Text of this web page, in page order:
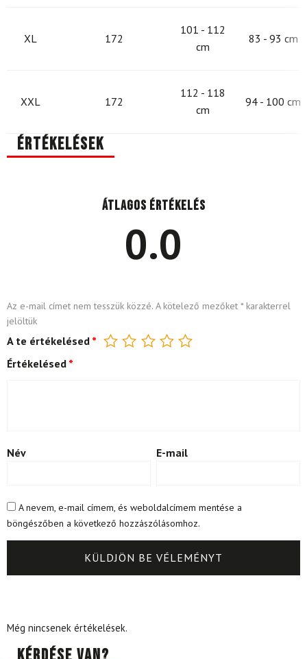
XL 172
101 - 112
cm
83 - 93 cm
XXL 172
112 - 118
cm
94 - 100 cm
Értékelések
Átlagos értékelés
0.0
Az e-mail címet nem tesszük közzé. A kötelező mezőket *karakterrel
jelöltük
A te értékelésed *
Értékelésed *
Név E-mail
A nevem, e-mail címem, és weboldalcímem mentése a
böngészőben a következő hozzászólásomhoz.
Még nincsenek értékelések.